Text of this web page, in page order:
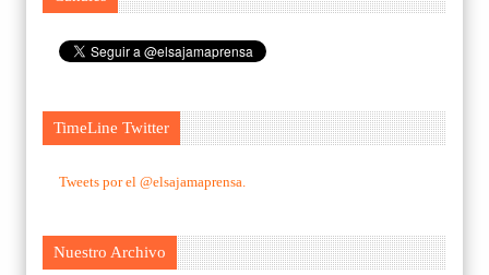
TimeLine Twitter
Tweets por el @elsajamaprensa.
Nuestro Archivo